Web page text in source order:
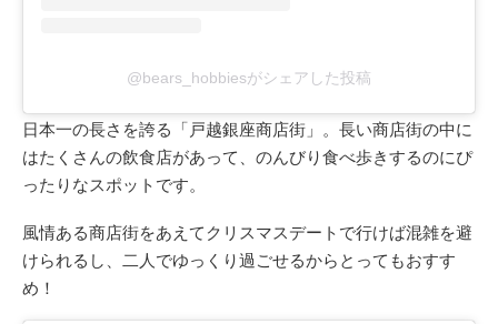
@bears_hobbiesがシェアした投稿
日本一の長さを誇る「戸越銀座商店街」。長い商店街の中に
はたくさんの飲食店があって、のんびり食べ歩きするのにぴ
ったりなスポットです。
風情ある商店街をあえてクリスマスデートで行けば混雑を避
けられるし、二人でゆっくり過ごせるからとってもおすす
め！